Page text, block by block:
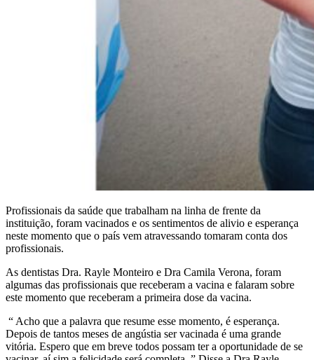
Profissionais da saúde que trabalham na linha de frente da
instituição, foram vacinados e os sentimentos de alivio e esperança
neste momento que o país vem atravessando tomaram conta dos
profissionais.
As dentistas Dra. Rayle Monteiro e Dra Camila Verona, foram
algumas das profissionais que receberam a vacina e falaram sobre
este momento que receberam a primeira dose da vacina.
“ Acho que a palavra que resume esse momento, é esperança.
Depois de tantos meses de angústia ser vacinada é uma grande
vitória. Espero que em breve todos possam ter a oportunidade de se